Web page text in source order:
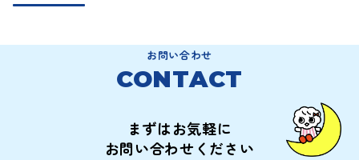
お問い合わせ
CONTACT
まずはお気軽に
お問い合わせください